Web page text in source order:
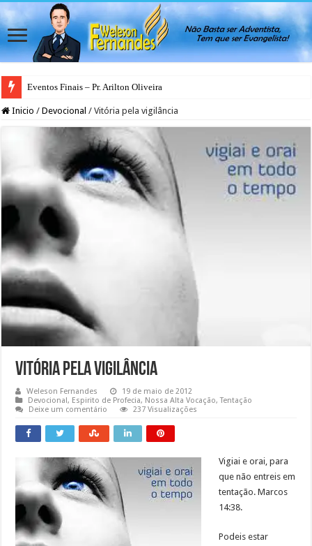
Eventos Finais – Pr. Arilton Oliveira
Inicio / Devocional / Vitória pela vigilância
Vitória pela vigilância
Weleson Fernandes
19 de maio de 2012
Devocional, Espirito de Profecia, Nossa Alta Vocação,Tentação
Deixe um comentário
237 Visualizações
Vigiai e orai, para
que não entreis em
tentação. Marcos
14:38.
Podeis estar